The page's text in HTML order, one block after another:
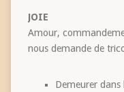
JOIE
Amour,
nous demande de
Demeurer dans